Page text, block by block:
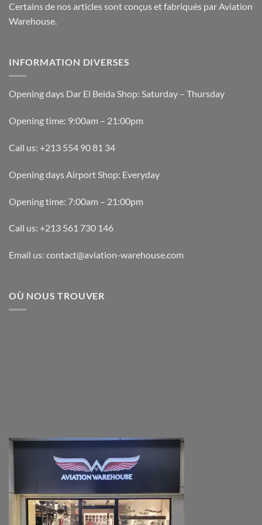
Certains de nos articles sont conçus et fabriqués par Aviation
Warehouse.
INFORMATION DIVERSES
Opening days Dar El Beida Shop: Saturday – Thursday
Opening time: 9:00am – 21:00pm
Call us: +213 554 90 81 34
Opening days Airport Shop: Everyday
Opening time: 7:00am – 21:00pm
Call us: +213 561 730 146
Email us: contact@aviation-warehouse.com
OÙ NOUS TROUVER